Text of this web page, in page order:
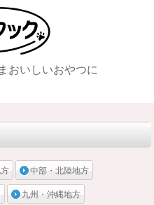
おいしいおやつに
中部・北陸地方
九州・沖縄地方